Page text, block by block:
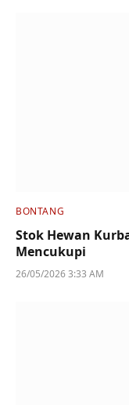
BONTANG
Stok Hewan
Mencukupi
26/05/2026 3:33 AM